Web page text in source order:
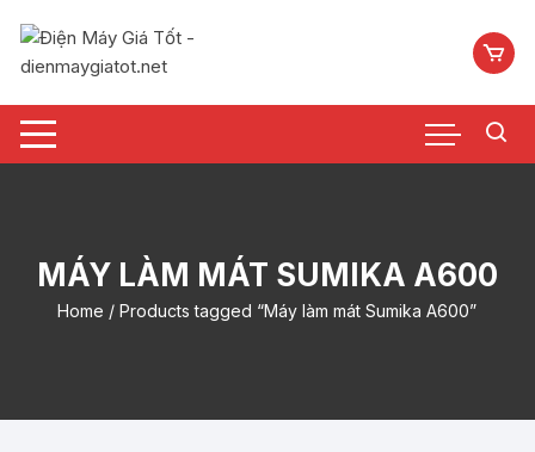
nội
MÁY LÀM MÁT SUMIKA A600
Home / Products tagged “Máy làm mát Sumika A600”